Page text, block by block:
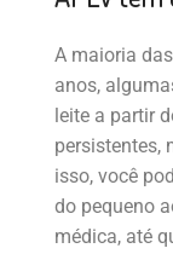
A maioria
anos,
leite a partir
persistentes,
isso, você
do pequeno
médica, até